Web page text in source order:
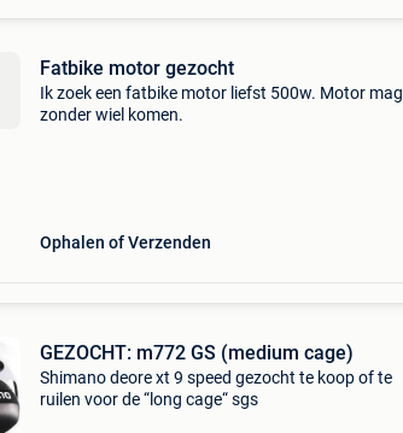
Fatbike motor gezocht
Ik zoek een fatbike motor liefst 500w. Motor mag
zonder wiel komen.
Ophalen of Verzenden
GEZOCHT: m772 GS (medium cage)
Shimano deore xt 9 speed gezocht te koop of te
ruilen voor de “long cage“ sgs